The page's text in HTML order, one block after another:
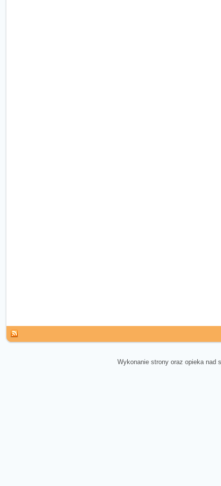
Wykonanie strony oraz opieka nad